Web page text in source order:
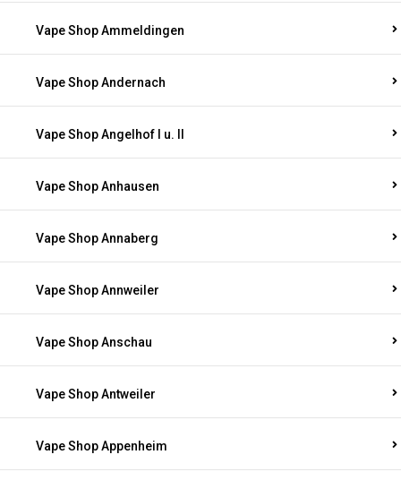
Vape Shop Ammeldingen
Vape Shop Andernach
Vape Shop Angelhof I u. II
Vape Shop Anhausen
Vape Shop Annaberg
Vape Shop Annweiler
Vape Shop Anschau
Vape Shop Antweiler
Vape Shop Appenheim